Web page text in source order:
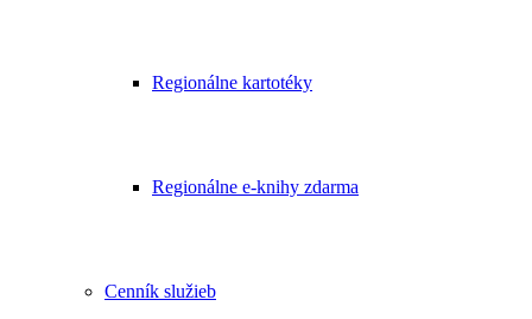
Regionálne kartotéky
Regionálne e-knihy zdarma
Cenník služieb